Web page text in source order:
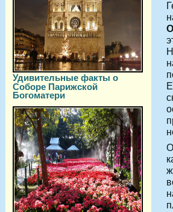
Удивительные факты о
Соборе Парижской
Богоматери